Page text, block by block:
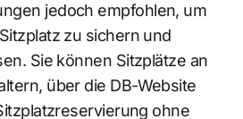
jedoch empfohlen, um
zu sichern und
Sie können Sitzplätze an
über die DB-Website
ohne